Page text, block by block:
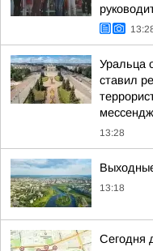
Уральца
ставил
13:28
13:18
Сегодня